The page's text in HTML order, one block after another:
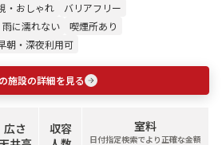
・おしゃれ
バリアフリー
雨に濡れない
喫煙所あり
朝・深夜利用可
施設の詳細を見る
広さ
収容
室料
日付指定検索でより正確な金額